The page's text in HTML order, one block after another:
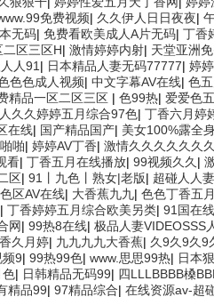
免费视频| 久久伊人日日夜夜|
无码| 免费看欧美成人A片无码| 丁香
二区三区H| 激情婷婷内射| 天堂亚洲
人91 | 日本精品人妻无码77777| 婷
色色成人视频| 中文字幕AV在线| 色
精品一区二区三区 | 色99热| 爱爱色
久久婷婷五月综合97色| 丁香六月婷
在线| 国产精品国产| 美女100%露全
啪| 婷婷AV丁香| 激情久久久久久久
看| 丁香五月在线播放| 99视频久久 |
区| 91丨九色丨熟女|老版| 超碰人人妻
区AV在线| 大香蕉九九| 色色丁香五
| 丁香婷婷五月综合欧美另类| 91国在
网| 99热8在线| 极品人妻VIDEOSSS
久月婷| 九九九九大香蕉| 久9久9久9
9| 99热99色| www.思思99热| 日本
色| 日韩精品无码99| 四LLLBBBB槡
精品99| 97精品综合| 在线资源av-超